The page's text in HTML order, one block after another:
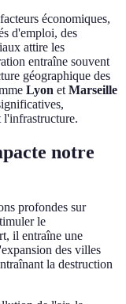
économiques,
d'emploi, des
attire les
entraîne souvent
géographique des
Lyon etMarseille
l'infrastructure.
notre
profondes sur
le
il entraîne une
des villes
la destruction